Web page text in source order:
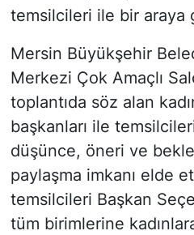
temsilcileri ile bir araya
Mersin Büyükşehir
Merkezi Çok Amaçlı
toplantıda söz alan
başkanları ile
düşünce, öneri ve
paylaşma imkanı elde
temsilcileri Başkan
tüm birimlerine